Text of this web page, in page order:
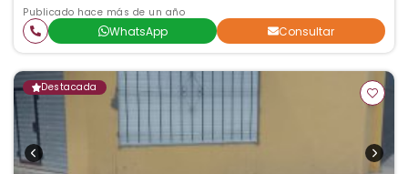
Publicado hace más de un año
WhatsApp Consultar
Destacada